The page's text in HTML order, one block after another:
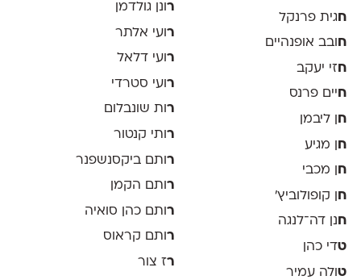
ח גית פרנקל
חובב אופנהיים
חזי יעקב
חיים פרנס
ח
ן ליבמן
ח
ן מגיע
ח ן מכבי
ח
ן קופולוביץ'
חנן דה־לנגה
טדי כהן
טולה עמיר
ר ונן גולדמן
ר ועי אלתר
רועי דלאל
ר ועי סטרדי
רות שונבלום
ר ותי קנטור
ר ותם ביקסנשפנר
רותם הקמן
ר ותם כהן סואיה
רותם קראוס
רז צור